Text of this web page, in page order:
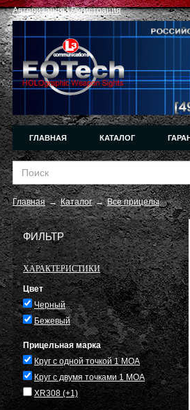
Авторизация|Регистрация
ГЛАВНАЯ КАТАЛОГ
Главная → Каталог → Все прицелы
ФИЛЬТР
ХАРАКТЕРИСТИКИ
Цвет
Черный
Бежевый
Прицельная марка
Круг с одной точкой 1 MOA
Круг с двумя точками 1 MOA
XR308(+1)